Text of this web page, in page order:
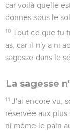
car voilà quelle
donnes sous le
10 Tout ce que tu
as, car il n'y a ni
sagesse dans le
La sagesse
11 J'ai encore vu,
réservée aux plus
ni même le pain